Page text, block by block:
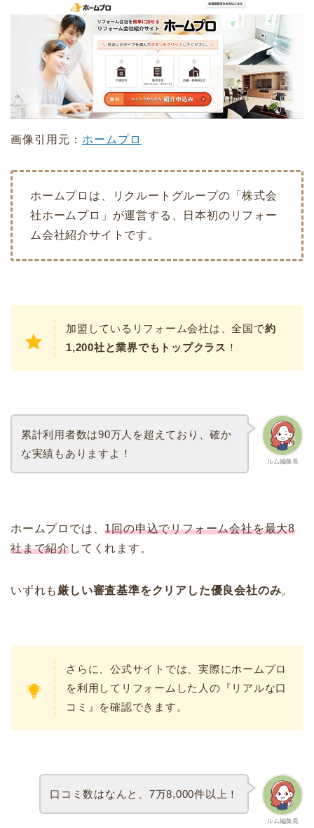
画像引用元： ホームプロ
ホームプロは、リクルートグループの「株式会
社ホームプロ」が運営する、日本初のリフォー
ム会社紹介サイトです。
加盟しているリフォーム会社は、全国で約
1,200社と業界でもトップクラス ！
ルム編集長
累計利用者数は90万人を超えており、確か
な実績もありますよ！
ホームプロでは、1回の申込でリフォーム会社を最大8
社まで紹介してくれます。
いずれも 厳しい審査基準をクリアした優良会社のみ。
さらに、公式サイトでは、実際にホームプロ
を利用してリフォームした人の『リアルな口
コミ』を確認できます。
ルム編集長
口コミ数はなんと、7万8,000件以上！